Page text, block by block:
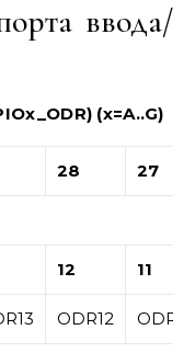
ввода/
(x=A..G)
28 27
12 11
ODR12 ODR11